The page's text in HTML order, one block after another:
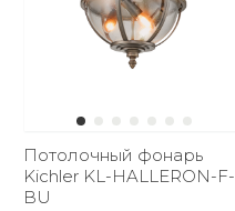
Потолочный фонарь
Kichler KL-HALLERON-F-
BU